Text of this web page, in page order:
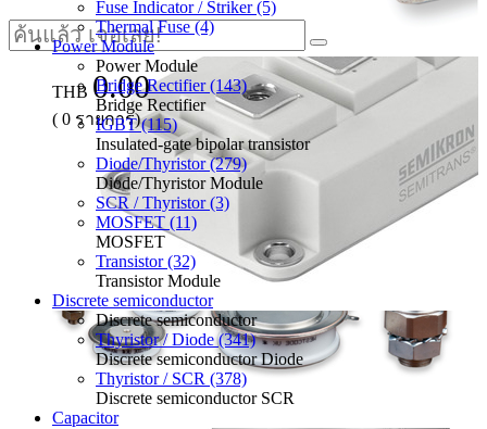
THB 0.00
( 0 รายการ)
Fuse Indicator / Striker (5)
Thermal Fuse (4)
Power Module
Power Module
Bridge Rectifier (143)
Bridge Rectifier
IGBT (115)
Insulated-gate bipolar transistor
Diode/Thyristor (279)
Diode/Thyristor Module
SCR / Thyristor (3)
MOSFET (11)
MOSFET
Transistor (32)
Transistor Module
Discrete semiconductor
Discrete semiconductor
Thyristor / Diode (341)
Discrete semiconductor Diode
Thyristor / SCR (378)
Discrete semiconductor SCR
Capacitor